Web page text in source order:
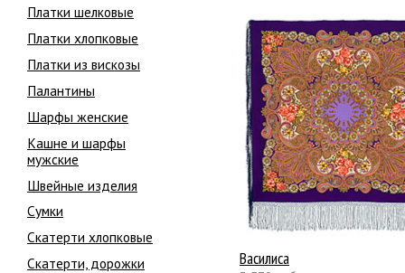
Платки шелковые
Платки хлопковые
Платки из вискозы
Палантины
Шарфы женские
Кашне и шарфы
мужские
Швейные изделия
Сумки
Скатерти хлопковые
Скатерти, дорожки
Василиса